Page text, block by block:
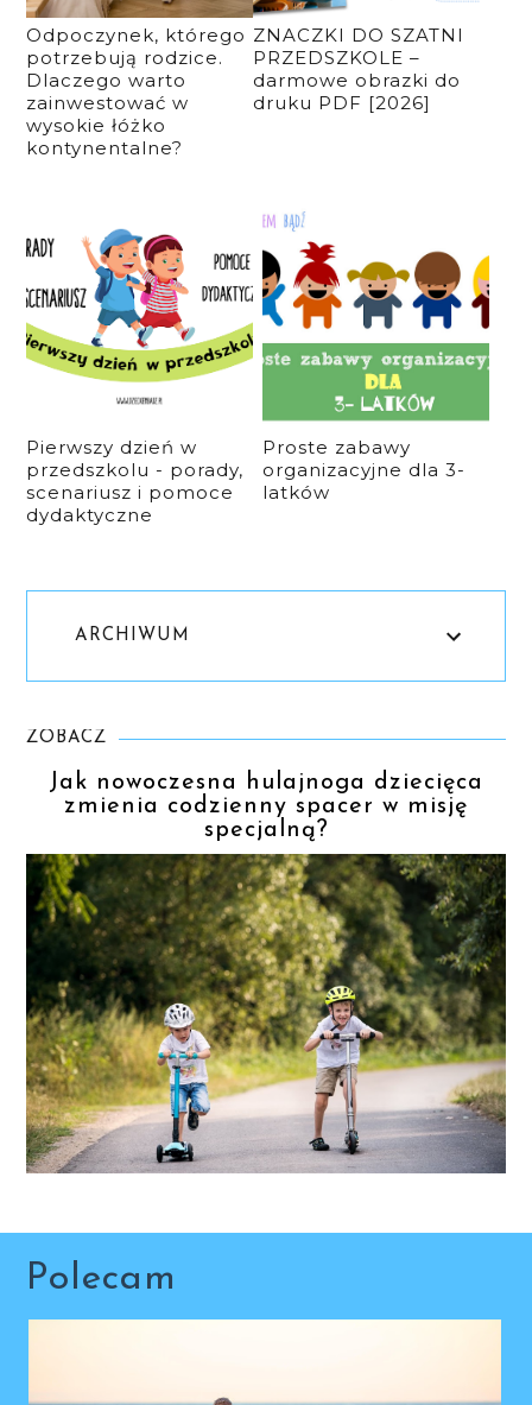
Odpoczynek, którego
potrzebują rodzice.
Dlaczego warto
zainwestować w
wysokie łóżko
kontynentalne?
ZNACZKI DO SZATNI
PRZEDSZKOLE –
darmowe obrazki do
druku PDF [2026]
Pierwszy dzień w
przedszkolu - porady,
scenariusz i pomoce
dydaktyczne
Proste zabawy
organizacyjne dla 3-
latków
ARCHIWUM
ZOBACZ
Jak nowoczesna hulajnoga dziecięca
zmienia codzienny spacer w misję
specjalną?
Polecam